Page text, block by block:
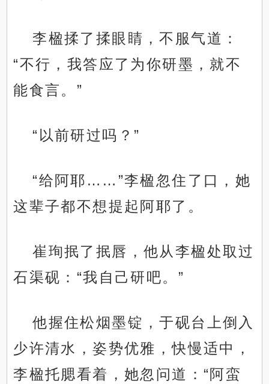
李楹揉了揉眼睛，不服气道：
“不行，我答应了为你研墨，就不
能食言。”
“以前研过吗？”
“给阿耶……”李楹忽住了口，她
这辈子都不想提起阿耶了。
崔珣抿了抿唇，他从李楹处取过
石渠砚：“我自己研吧。”
他握住松烟墨锭，于砚台上倒入
少许清水，姿势优雅，快慢适中，
李楹托腮看着，她忽问道：“阿蛮